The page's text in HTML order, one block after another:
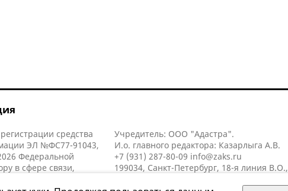
средства
ЭЛ №ФС77-91043,
Федеральной
в сфере связи,
Учредитель: ООО "Адастра".
И.о. главного редактора: Казарлыга А.В.
+7 (931) 287-80-09 info@zaks.ru
199034, Санкт-Петербург, 18-я линия В.О.,